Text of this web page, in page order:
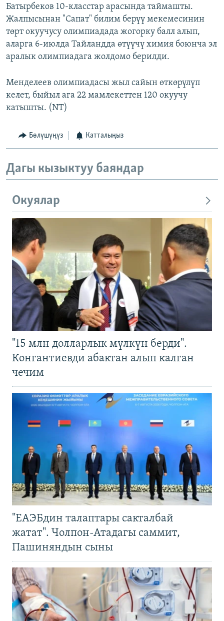
Батырбеков 10-класстар арасында таймашты.
Жалпысынан "Сапат" билим берүү мекемесинин
төрт окуучусу олимпиадада жогорку балл алып,
аларга 6-июлда Тайландда өтүүчү химия боюнча эл
аралык олимпиадага жолдомо берилди.
Менделеев олимпиадасы жыл сайын өткөрүлүп
келет, быйыл ага 22 мамлекеттен 120 окуучу
катышты. (NT)
Бөлүшүңүз Катталыңыз
Дагы кызыктуу баяндар
Окуялар
"15 млн долларлык мүлкүн берди".
Конгантиевди абактан алып калган
чечим
"ЕАЭБдин талаптары сакталбай
жатат". Чолпон-Атадагы саммит,
Пашиняндын сыны